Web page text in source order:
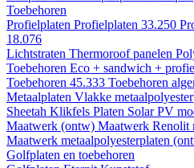
Toebehoren
Profielplaten Profielplaten 33.250
18.076
Lichtstraten Thermoroof panelen
Toebehoren Eco + sandwich +
Toebehoren 45.333 Toebehoren
Metaalplaten Vlakke
Sheetah Klikfels Platen Solar PV
Maatwerk (ontw) Maatwerk Renolit
Maatwerk metaalpolyesterplaten
Golfplaten en toebehoren